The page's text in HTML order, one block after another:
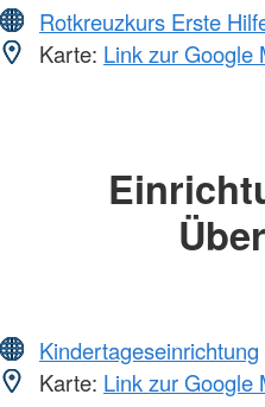
Rotkreuzkurs Erste
Karte: Link zur Google
Kindertageseinrichtung
Karte: Link zur Google